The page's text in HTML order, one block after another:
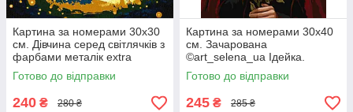
Картина за номерами 30х30
см. Дівчина серед світлячків з
фарбами металік extra
Ідейка. KHO8576
Готово до відправки
240 ₴ 280 ₴
Картина за номерами 30х40
см. Зачарована
©art_selena_ua Ідейка.
KHO8605
Готово до відправки
245 ₴ 285 ₴